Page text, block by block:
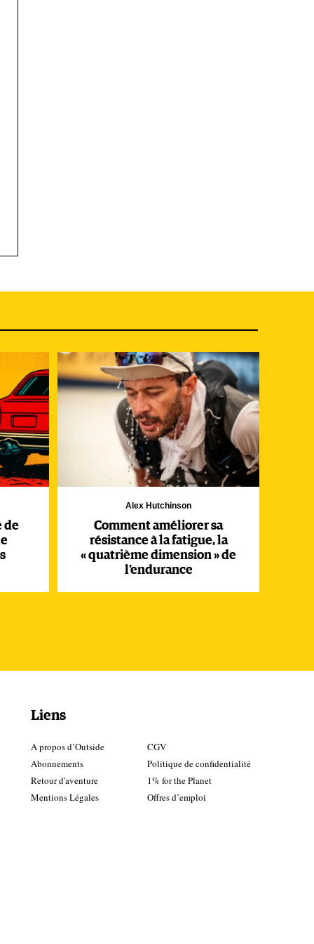
de
de
Alex Hutchinson
Comment améliorer sa
résistance à la fatigue, la
« quatrième dimension » de
l’endurance
Liens
A propos d’Outside
Abonnements
Retour d'aventure
Mentions Légales
CGV
Politique de confidentialité
1% for the Planet
Offres d’emploi